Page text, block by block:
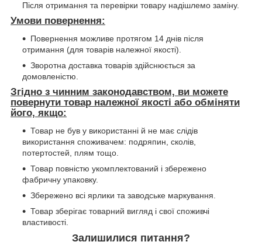
Після отримання та перевірки товару надішлемо заміну.
Умови повернення:
Повернення можливе протягом 14 днів після
отримання (для товарів належної якості).
Зворотна доставка товарів здійснюється за
домовленістю.
Згідно з чинним законодавством, ви можете
повернути товар належної якості або обміняти
його, якщо:
Товар не був у використанні й не має слідів
використання споживачем: подряпин, сколів,
потертостей, плям тощо.
Товар повністю укомплектований і збережено
фабричну упаковку.
Збережено всі ярлики та заводське маркування.
Товар зберігає товарний вигляд і свої споживчі
властивості.
Залишилися питання?